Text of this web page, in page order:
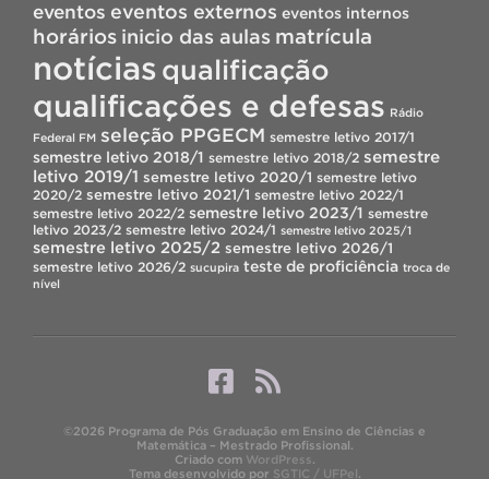
eventos eventos externos eventos internos
horários inicio das aulas matrícula
notícias qualificação
qualificações e defesas Rádio
Federal FM seleção PPGECM semestre letivo 2017/1
semestre letivo 2018/1 semestre letivo 2018/2 semestre
letivo 2019/1 semestre letivo 2020/1 semestre letivo
2020/2 semestre letivo 2021/1 semestre letivo 2022/1
semestre letivo 2022/2 semestre letivo 2023/1 semestre
letivo 2023/2 semestre letivo 2024/1 semestre letivo 2025/1
semestre letivo 2025/2 semestre letivo 2026/1
semestre letivo 2026/2 sucupira teste de proficiência troca de
nível
©2026 Programa de Pós Graduação em Ensino de Ciências e
Matemática – Mestrado Profissional.
Criado com WordPress.
Tema desenvolvido por SGTIC / UFPel.